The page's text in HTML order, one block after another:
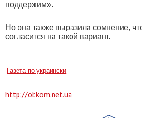
поддержим».
Но она также выразила сомнение,
согласится на такой вариант.
Газета по-украински
http://obkom.net.ua